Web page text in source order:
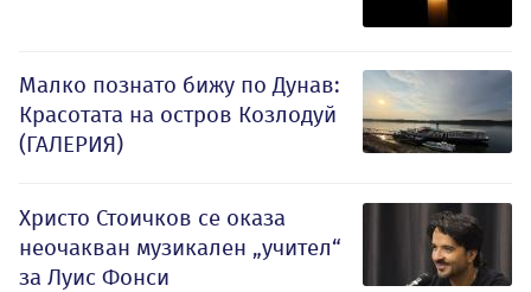
Малко познато бижу по Дунав:
Красотата на остров Козлодуй
(ГАЛЕРИЯ)
Христо Стоичков се оказа
неочакван музикален „учител“
за Луис Фонси